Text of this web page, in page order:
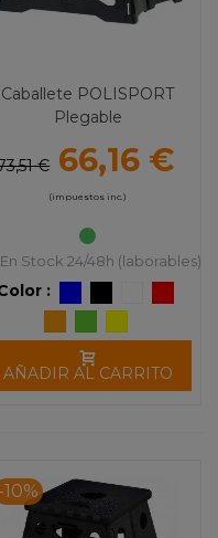
Caballete POLISPORT
Plegable
€ 66,16 €
(impuestos inc.)
En Stock 24/48h (laborables)
:
AÑADIR AL CARRITO
-10%